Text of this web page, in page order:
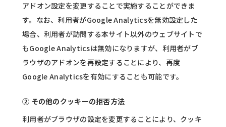
アドオン設定を変更することで実施することができま
す。なお、利用者がGoogle Analyticsを無効設定した
場合、利用者が訪問する本サイト以外のウェブサイトで
もGoogle Analyticsは無効になりますが、利用者がブ
ラウザのアドオンを再設定することにより、再度
Google Analyticsを有効にすることも可能です。
② その他のクッキーの拒否方法
利用者がブラウザの設定を変更することにより、クッキ